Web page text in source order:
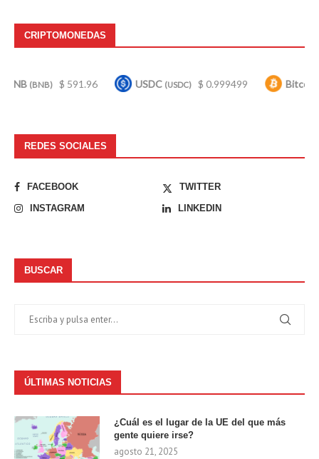
CRIPTOMONEDAS
$ 591.96 USDC(USDC) $ 0.999499 Bitcoin (BTC)
REDES SOCIALES
FACEBOOK
TWITTER
INSTAGRAM
LINKEDIN
BUSCAR
ÚLTIMAS NOTICIAS
¿Cuál es el lugar de la UE del que más
gente quiere irse?
agosto 21, 2025